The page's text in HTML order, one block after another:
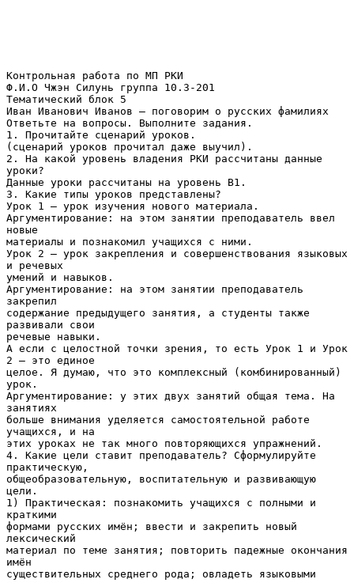
Контрольная работа по МП РКИ
Ф.И.О Чжэн Силунь группа 10.3-201
Тематический блок 5
Иван Иванович Иванов – поговорим о русских фамилиях
Ответьте на вопросы. Выполните задания.
1. Прочитайте сценарий уроков.
(сценарий уроков прочитал даже выучил).
2. На какой уровень владения РКИ рассчитаны данные
уроки?
Данные уроки рассчитаны на уровень В1.
3. Какие типы уроков представлены?
Урок 1 – урок изучения нового материала.
Аргументирование: на этом занятии преподаватель ввел
новые
материалы и познакомил учащихся с ними.
Урок 2 – урок закрепления и совершенствования языковых
и речевых
умений и навыков.
Аргументирование: на этом занятии преподаватель
закрепил
содержание предыдущего занятия, а студенты также
развивали свои
речевые навыки.
А если с целостной точки зрения, то есть Урок 1 и Урок
2 – это единое
целое. Я думаю, что это комплексный (комбинированный)
урок.
Аргументирование: у этих двух занятий общая тема. На
занятиях
больше внимания уделяется самостоятельной работе
учащихся, и на
этих уроках не так много повторяющихся упражнений.
4. Какие цели ставит преподаватель? Сформулируйте
практическую,
общеобразовательную, воспитательную и развивающую
цели.
1) Практическая: познакомить учащихся с полными и
краткими
формами русских имён; ввести и закрепить новый
лексический
материал по теме занятия; повторить падежные окончания
имён
существительных среднего рода; овладеть языковыми